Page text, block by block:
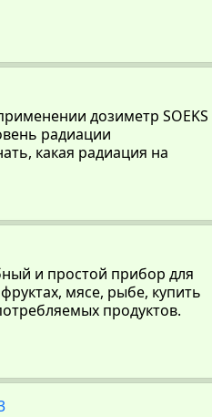
дозиметр SOEKS
радиации
какая радиация на
и простой прибор для
мясе, рыбе, купить
продуктов.